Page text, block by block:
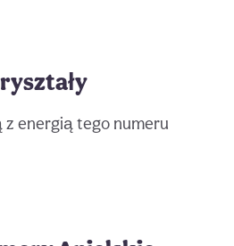
z energią tego numeru